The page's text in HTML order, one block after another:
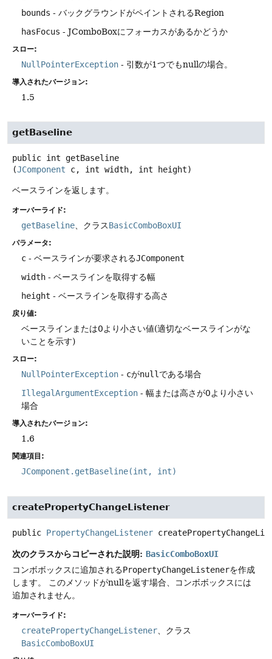
bounds - バックグラウンドがペイントされるRegion
hasFocus - JComboBoxにフォーカスがあるかどうか
スロー:
NullPointerException - 引数が1つでもnullの場合。
導入されたバージョン:
1.5
getBaseline
public int
getBaseline
(JComponent c, int width, int height)
ベースラインを返します。
オーバーライド:
getBaseline、クラスBasicComboBoxUI
パラメータ:
c - ベースラインが要求されるJComponent
width - ベースラインを取得する幅
height - ベースラインを取得する高さ
戻り値:
ベースラインまたは0より小さい値(適切なベースラインがな
いことを示す)
スロー:
NullPointerException - cがnullである場合
IllegalArgumentException - 幅または高さが0より小さい
場合
導入されたバージョン:
1.6
関連項目:
JComponent.getBaseline(int, int)
createPropertyChangeListener
public PropertyChangeListener
次のクラスからコピーされた説明: BasicComboBoxUI
コンボボックスに追加されるPropertyChangeListenerを作成
します。
このメソッドがnullを返す場合、コンボボックスには
追加されません。
オーバーライド:
createPropertyChangeListener 、クラス
BasicComboBoxUI